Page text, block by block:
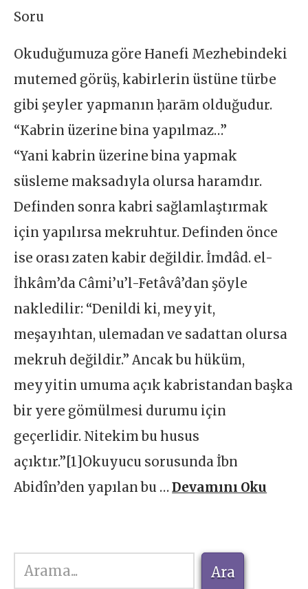
Soru
Okuduğumuza göre Hanefi Mezhebindeki
mutemed görüş, kabirlerin üstüne türbe
gibi şeyler yapmanın ḥarām olduğudur.
“Kabrin üzerine bina yapılmaz…”
“Yani kabrin üzerine bina yapmak
süsleme maksadıyla olursa haramdır.
Definden sonra kabri sağlamlaştırmak
için yapılırsa mekruhtur. Definden önce
ise orası zaten kabir değildir. İmdâd. el-
İhkâm’da Câmi’u’l-Fetâvâ’dan şöyle
nakledilir: “Denildi ki, meyyit,
meşayıhtan, ulemadan ve sadattan olursa
mekruh değildir.” Ancak bu hüküm,
meyyitin umuma açık kabristandan başka
bir yere gömülmesi durumu için
geçerlidir. Nitekim bu husus
açıktır.”[1]Okuyucu sorusunda İbn
Abidîn’den yapılan bu …Devamını Oku
Ara
Ara